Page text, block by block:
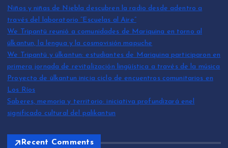
Niños y niñas de Niebla descubren la radio desde adentro a
través del laboratorio “Escuelas al Aire”
We Tripantü reunió a comunidades de Mariquina en torno al
ülkantun, la lengua y la cosmovisión mapuche
We Tripantü y ülkantun: estudiantes de Mariquina participaron en
primera jornada de revitalización lingüística a través de la música
Proyecto de ülkantun inicia ciclo de encuentros comunitarios en
Los Ríos
Saberes, memoria y territorio: iniciativa profundizará enel
significado cultural del palikantun
Recent Comments